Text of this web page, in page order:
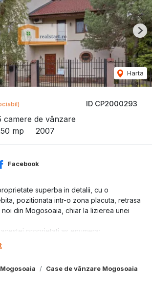
ID CP2000293
camere de vânzare
mp 2007
Harta
Case de vânzare Mogosoaia
Facebook
superba in detalii, cu o
pozitionata intr-o zona placuta, retrasa
din Mogosoaia, chiar la lizierea unei
proprietati as enumera:
dotarile si mobilierul - exact cum apare
personale)
de arbusti si arbori decorativi si